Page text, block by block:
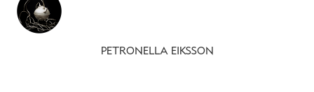
PETRONELLA EIKSSON